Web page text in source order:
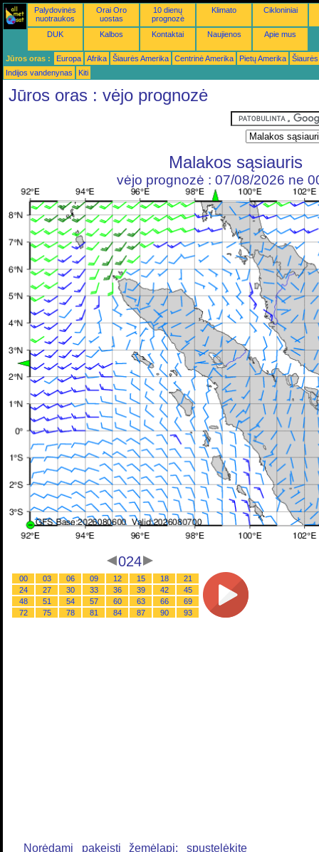
Palydovinės
nuotraukos
Orai Oro
uostas
10 dienų
prognozė
Klimato Cikloniniai
DUK Kalbos Kontaktai Naujienos Apie mus
Jūros oras : Europa Afrika Šiaurės Amerika Centrinė Amerika Pietų Amerika
Indijos vandenynas
Kiti
Jūros oras : vėjo prognozė
Malakos sąsiauris
vėjo prognozė : 07/08/2026 ne
024
00 03 06 09 12 15 18
21
24
27 30 33 36 39 42
45
48
51 54 57 60 63 66
69
72
75 78 81 84 87 90 93
Norėdami pakeisti žemėlapį: spustelėkite